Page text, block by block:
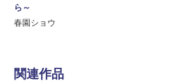
ら～
春園ショウ
関連作品